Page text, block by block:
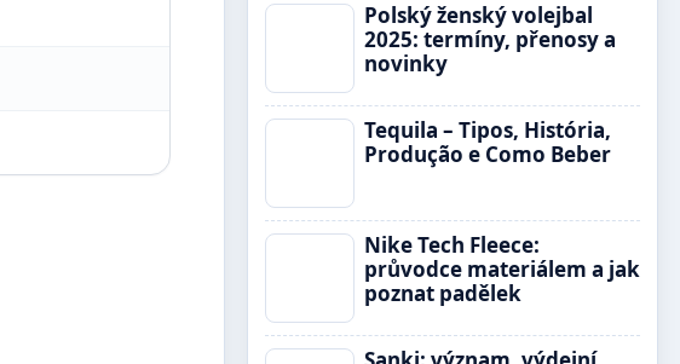
Polský ženský volejbal
2025: termíny, přenosy a
novinky
Tequila – Tipos, História,
Produção e Como Beber
Nike Tech Fleece:
průvodce materiálem a jak
poznat padělek